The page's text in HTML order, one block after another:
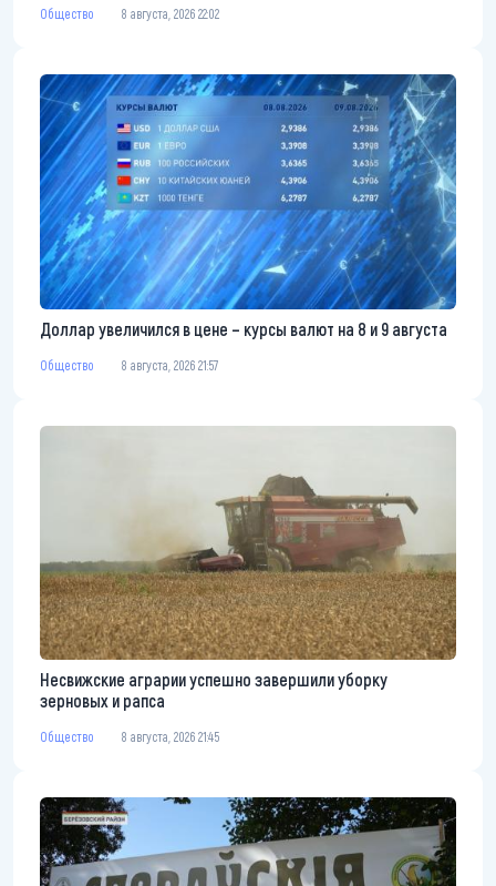
Общество 8 августа, 2026 22:02
Доллар увеличился в цене – курсы валют на 8 и 9 августа
Общество 8 августа, 2026 21:57
Несвижские аграрии успешно завершили уборку
зерновых и рапса
Общество 8 августа, 2026 21:45